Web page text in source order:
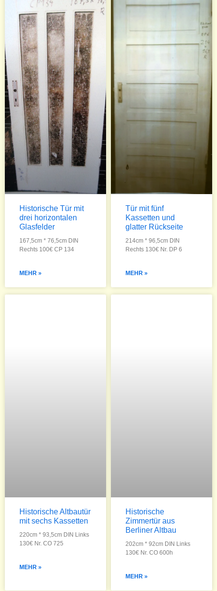
Historische Tür mit
drei horizontalen
Glasfelder
167,5cm * 76,5cm DIN
Rechts 100€ CP 134
MEHR »
Tür mit fünf
Kassetten und
glatter Rückseite
214cm * 96,5cm DIN
Rechts 130€ Nr. DP 6
MEHR »
Historische Altbautür
mit sechs Kassetten
220cm * 93,5cm DIN Links
130€ Nr. CO 725
MEHR »
Historische
Zimmertür aus
Berliner Altbau
202cm * 92cm DIN Links
130€ Nr. CO 600h
MEHR »